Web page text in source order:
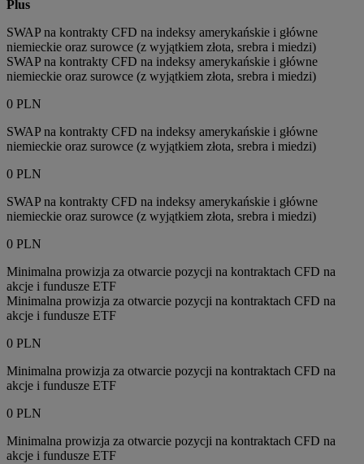
Plus
SWAP na kontrakty CFD na indeksy amerykańskie i główne
niemieckie oraz surowce (z wyjątkiem złota, srebra i miedzi)
SWAP na kontrakty CFD na indeksy amerykańskie i główne
niemieckie oraz surowce (z wyjątkiem złota, srebra i miedzi)
0 PLN
SWAP na kontrakty CFD na indeksy amerykańskie i główne
niemieckie oraz surowce (z wyjątkiem złota, srebra i miedzi)
0 PLN
SWAP na kontrakty CFD na indeksy amerykańskie i główne
niemieckie oraz surowce (z wyjątkiem złota, srebra i miedzi)
0 PLN
Minimalna prowizja za otwarcie pozycji na kontraktach CFD na
akcje i fundusze ETF
Minimalna prowizja za otwarcie pozycji na kontraktach CFD na
akcje i fundusze ETF
0 PLN
Minimalna prowizja za otwarcie pozycji na kontraktach CFD na
akcje i fundusze ETF
0 PLN
Minimalna prowizja za otwarcie pozycji na kontraktach CFD na
akcje i fundusze ETF